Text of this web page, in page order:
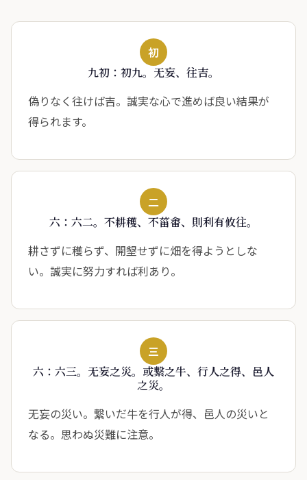
初
九初：初九。无妄、往吉。
偽りなく往けば吉。誠実な心で進めば良い結果が
得られます。
二
六：六二。不耕穫、不菑畬、則利有攸往。
耕さずに穫らず、開墾せずに畑を得ようとしな
い。誠実に努力すれば利あり。
三
六：六三。无妄之災。或繋之牛、行人之得、邑人
之災。
无妄の災い。繋いだ牛を行人が得、邑人の災いと
なる。思わぬ災難に注意。